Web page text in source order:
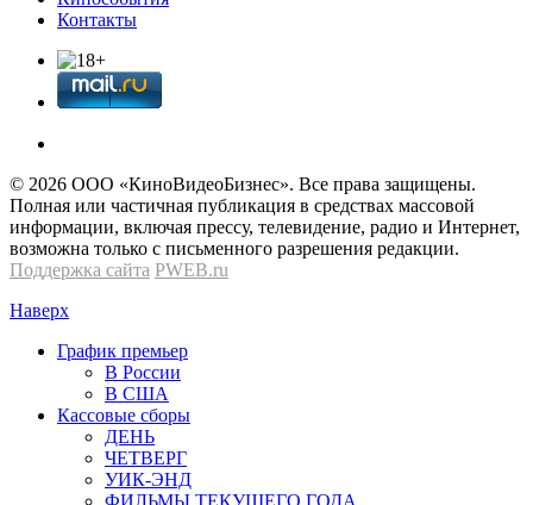
Контакты
© 2026 OOО «КиноВидеоБизнес». Все права защищены.
Полная или частичная публикация в средствах массовой
информации, включая прессу, телевидение, радио и Интернет,
возможна только с письменного разрешения редакции.
Поддержка сайта PWEB.ru
Наверх
График премьер
В России
В США
Кассовые сборы
ДЕНЬ
ЧЕТВЕРГ
УИК-ЭНД